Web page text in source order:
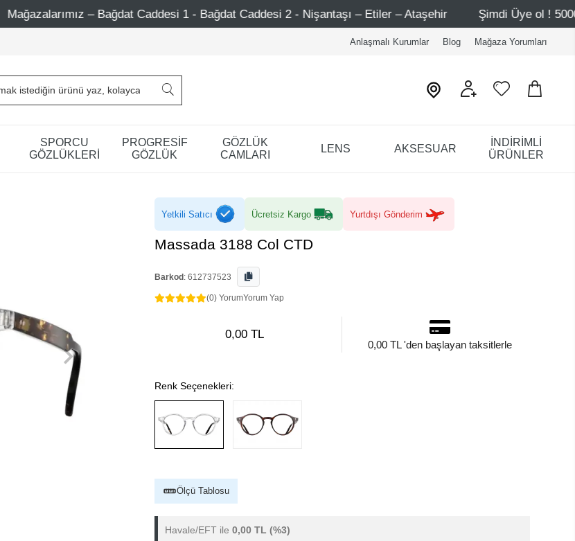
Caddesi 1 - Bağdat Caddesi 2 - Nişantaşı – Etiler – Ataşehir Şimdi Üye ol ! 5000 TL üzeri ilk
Anlaşmalı Kurumlar Blog Mağaza Yorumları
SPORCU
GÖZLÜKLERİ
PROGRESİF
GÖZLÜK
GÖZLÜK
CAMLARI
LENS AKSESUAR
İNDİRİMLİ
ÜRÜNLER
Yetkili Satıcı Ücretsiz Kargo Yurtdışı Gönderim
Massada 3188 Col CTD
Barkod : 612737523
(0) YorumYorum Yap
0,00 TL
0,00 TL 'den başlayan taksitlerle
Renk Seçenekleri:
Ölçü Tablosu
Havale/EFT ile 0,00 TL (%3)